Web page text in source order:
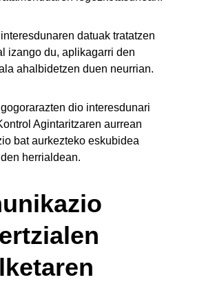
datuak tratatzen
izango du, aplikagarri den
ahalbidetzen duen neurrian.
dio interesdunari
Agintaritzaren aurrean
bat aurkezteko eskubidea
herrialdean.